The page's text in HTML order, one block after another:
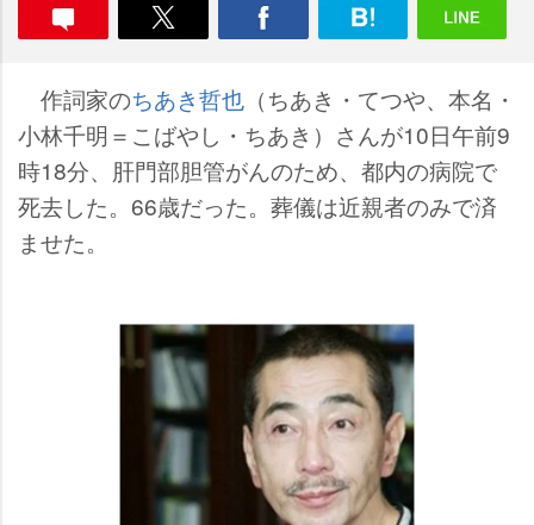
作詞家のちあき哲也 （ちあき・てつや、本名・
小林千明＝こばやし・ちあき）さんが10日午前9
時18分、肝門部胆管がんのため、都内の病院で
死去した。66歳だった。葬儀は近親者のみで済
ませた。